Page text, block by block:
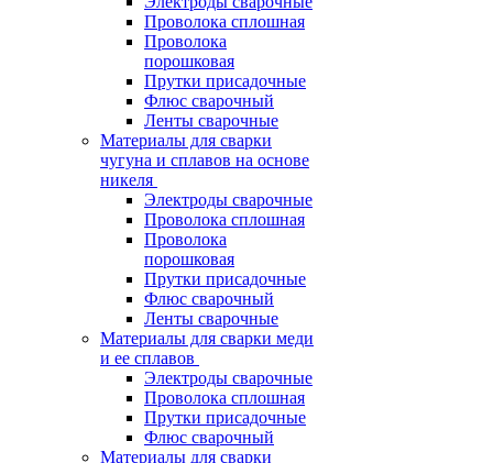
Проволока сплошная
Проволока
порошковая
Прутки присадочные
Флюс сварочный
Ленты сварочные
Материалы для сварки
чугуна и сплавов на основе
никеля
Электроды сварочные
Проволока сплошная
Проволока
порошковая
Прутки присадочные
Флюс сварочный
Ленты сварочные
Материалы для сварки меди
и ее сплавов
Электроды сварочные
Проволока сплошная
Прутки присадочные
Флюс сварочный
Материалы для сварки